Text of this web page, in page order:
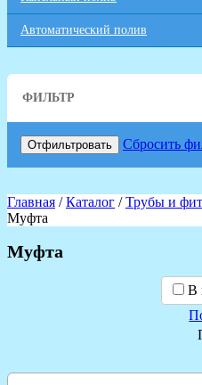
Автоматический полив
ФИЛЬТР
Отфильтровать Сбросить
Главная /Каталог /Трубы и
Муфта
Муфта
В